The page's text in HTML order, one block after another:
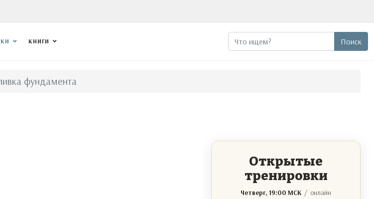
Поиск Поиск
КНИГИ
фундамента
Открытые
тренировки
Четверг, 19:00 МСК / онлайн